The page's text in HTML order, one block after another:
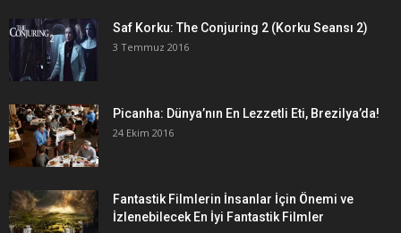
Saf Korku: The Conjuring 2 (Korku Seansı 2)
3 Temmuz 2016
Picanha: Dünya’nın En Lezzetli Eti, Brezilya’da!
24 Ekim 2016
Fantastik Filmlerin İnsanlar İçin Önemi ve
İzlenebilecek En İyi Fantastik Filmler